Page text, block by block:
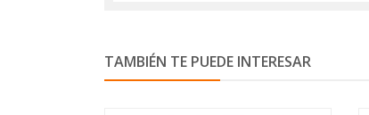
TAMBIÉN TE PUEDE INTERESAR